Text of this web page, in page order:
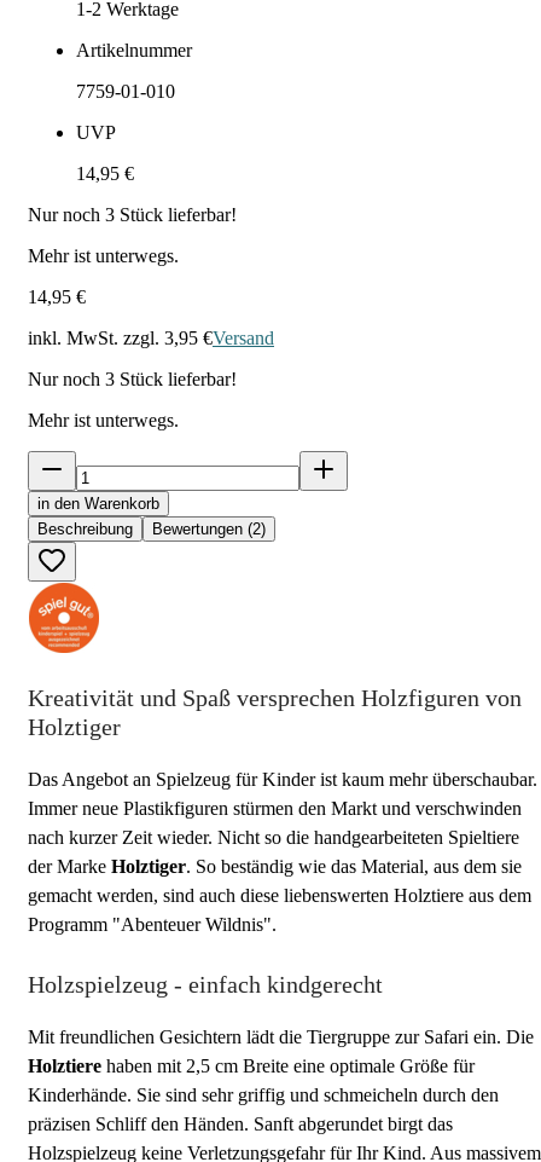
1-2 Werktage
Artikelnummer
7759-01-010
UVP
14,95 €
Nur noch 3 Stück lieferbar!
Mehr ist unterwegs.
14,95 €
inkl. MwSt. zzgl. 3,95 €Versand
Nur noch 3 Stück lieferbar!
Mehr ist unterwegs.
in den Warenkorb
Beschreibung
Bewertungen (2)
Kreativität und Spaß versprechen Holzfiguren von
Holztiger
Das Angebot an Spielzeug für Kinder ist kaum mehr überschaubar.
Immer neue Plastikfiguren stürmen den Markt und verschwinden
nach kurzer Zeit wieder. Nicht so die handgearbeiteten Spieltiere
der Marke Holztiger. So beständig wie das Material, aus dem sie
gemacht werden, sind auch diese liebenswerten Holztiere aus dem
Programm "Abenteuer Wildnis".
Holzspielzeug - einfach kindgerecht
Mit freundlichen Gesichtern lädt die Tiergruppe zur Safari ein. Die
Holztiere haben mit 2,5 cm Breite eine optimale Größe für
Kinderhände. Sie sind sehr griffig und schmeicheln durch den
präzisen Schliff den Händen. Sanft abgerundet birgt das
Holzspielzeug keine Verletzungsgefahr für Ihr Kind. Aus massivem